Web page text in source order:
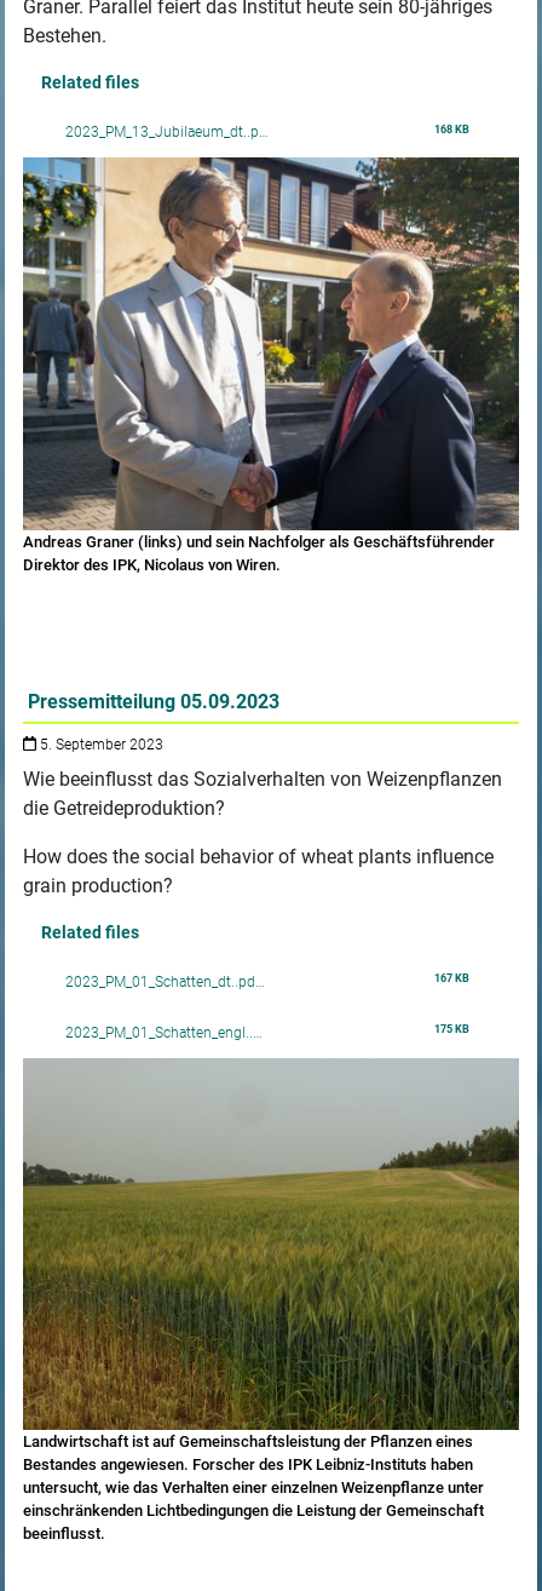
Graner. Parallel feiert das Institut heute sein 80-jähriges
Bestehen.
Related files
2023_PM_13_Jubilaeum_dt..p… 168 KB
Andreas Graner (links) und sein Nachfolger als Geschäftsführender
Direktor des IPK, Nicolaus von Wiren.
Pressemitteilung 05.09.2023
5. September 2023
Wie beeinflusst das Sozialverhalten von Weizenpflanzen
die Getreideproduktion?
How does the social behavior of wheat plants influence
grain production?
Related files
2023_PM_01_Schatten_dt..pd… 167 KB
2023_PM_01_Schatten_engl..… 175 KB
Landwirtschaft ist auf Gemeinschaftsleistung der Pflanzen eines
Bestandes angewiesen. Forscher des IPK Leibniz-Instituts haben
untersucht, wie das Verhalten einer einzelnen Weizenpflanze unter
einschränkenden Lichtbedingungen die Leistung der Gemeinschaft
beeinflusst.